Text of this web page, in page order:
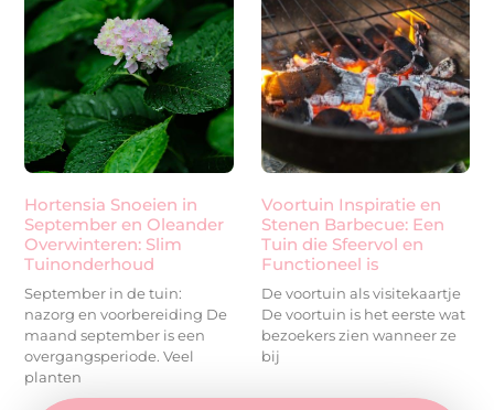
Hortensia Snoeien in
September en Oleander
Overwinteren: Slim
Tuinonderhoud
September in de tuin:
nazorg en voorbereiding De
maand september is een
overgangsperiode. Veel
planten
Voortuin Inspiratie en
Stenen Barbecue: Een
Tuin die Sfeervol en
Functioneel is
De voortuin als visitekaartje
De voortuin is het eerste wat
bezoekers zien wanneer ze
bij